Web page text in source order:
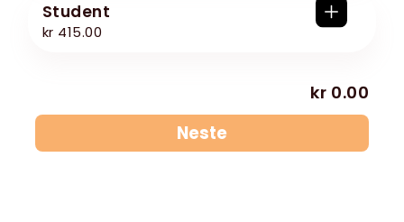
Student
kr 415.00
kr 0.00
Neste